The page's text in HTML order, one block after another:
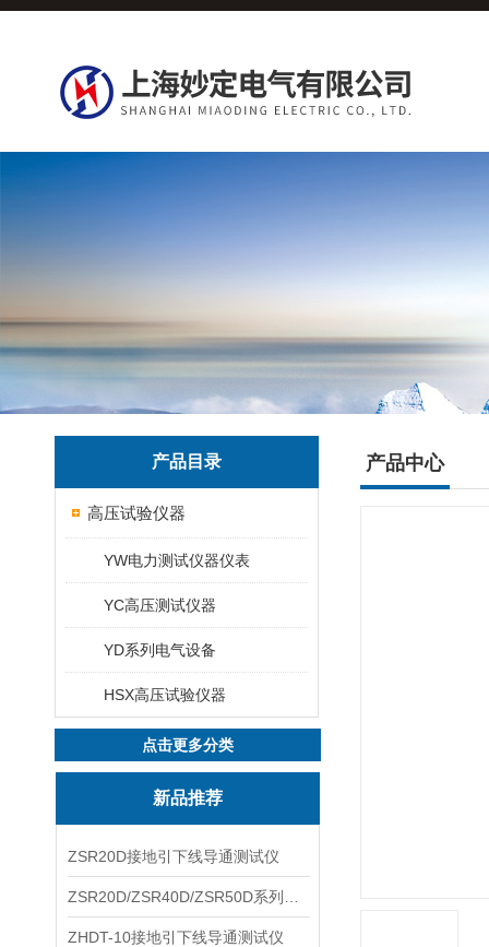
产品目录
高压试验仪器
YW电力测试仪器仪表
YC高压测试仪器
YD系列电气设备
HSX高压试验仪器
点击更多分类
新品推荐
ZSR20D接地引下线导通测试仪
ZHDT-10接地引下线导通测试仪
产品中心